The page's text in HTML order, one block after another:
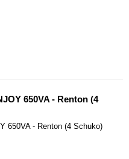
650VA - Renton (4
650VA - Renton (4 Schuko)